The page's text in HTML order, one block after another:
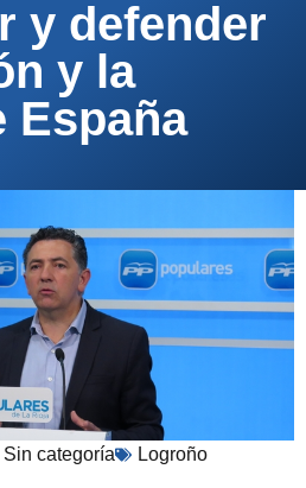
y defender
y la
España
Sin categoría Logroño